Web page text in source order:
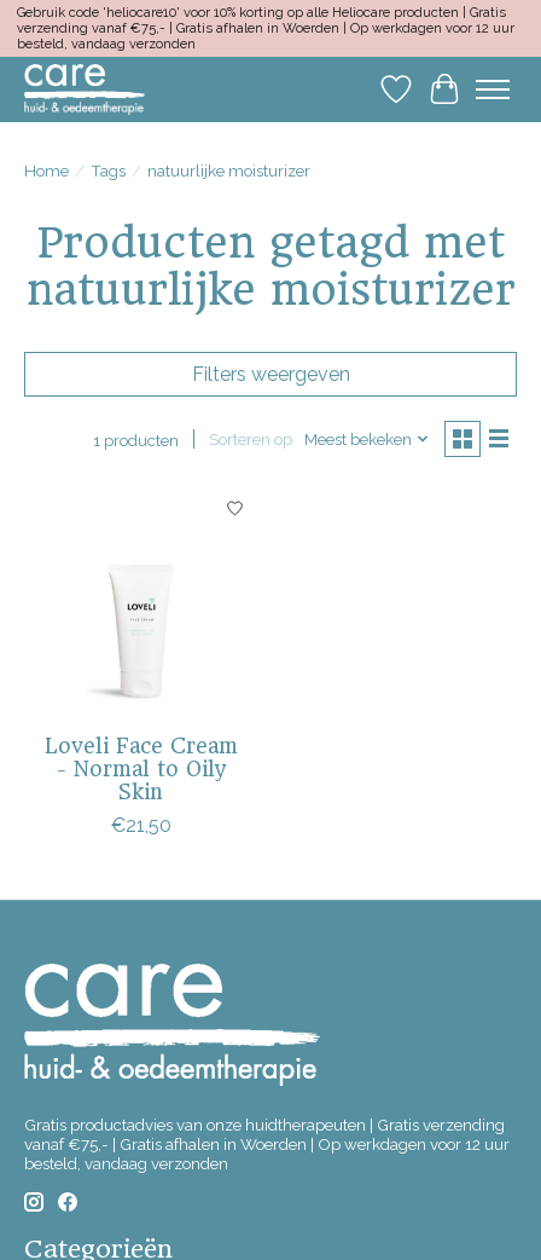
Gebruik code 'heliocare10' voor 10% korting op alle Heliocare producten | Gratis
verzending vanaf €75,- | Gratis afhalen in Woerden | Op werkdagen voor 12 uur
besteld, vandaag verzonden
Verlanglijst
Home / Tags / natuurlijke moisturizer
Producten getagd met
natuurlijke moisturizer
Filters weergeven
1 producten Sorteren op Meest bekeken
Loveli Face Cream
- Normal to Oily
Skin
€21,50
Gratis productadvies van onze huidtherapeuten | Gratis verzending
vanaf €75,- | Gratis afhalen in Woerden | Op werkdagen voor 12 uur
besteld, vandaag verzonden
Categorieën